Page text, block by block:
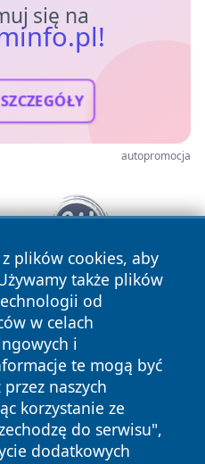
się na
autopromocja
plików cookies, aby
także plików
od
w celach
i
te mogą być
naszych
korzystanie ze
do serwisu",
dodatkowych
Wszystkie prawa